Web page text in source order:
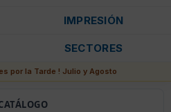
IMPRESIÓN
SECTORES
por la Tarde ! Julio y Agosto